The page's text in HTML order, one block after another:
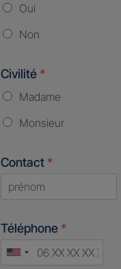
Oui
Non
Civilité *
Madame
Monsieur
Contact *
Téléphone *
United